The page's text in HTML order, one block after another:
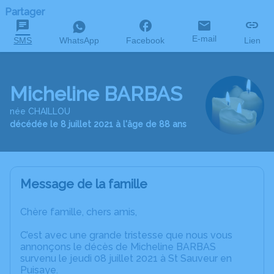
Partager
SMS WhatsApp Facebook E-mail Lien
Micheline BARBAS
née CHAILLOU
décédée le 8 juillet 2021 à l'âge de 88 ans
Message de la famille
Chère famille, chers amis,
C’est avec une grande tristesse que nous vous
annonçons le décès de Micheline BARBAS
survenu le jeudi 08 juillet 2021 à St Sauveur en
Puisaye.